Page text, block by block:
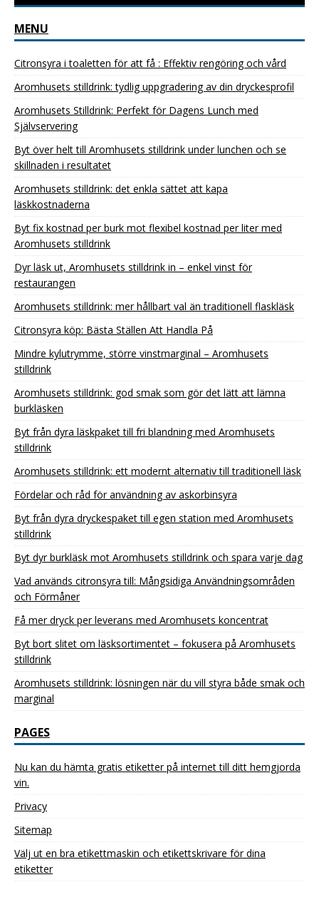
MENU
Citronsyra i toaletten för att få : Effektiv rengöring och vård
Aromhusets stilldrink: tydlig uppgradering av din dryckesprofil
Aromhusets Stilldrink: Perfekt för Dagens Lunch med
Självservering
Byt över helt till Aromhusets stilldrink under lunchen och se
skillnaden i resultatet
Aromhusets stilldrink: det enkla sättet att kapa
läskkostnaderna
Byt fix kostnad per burk mot flexibel kostnad per liter med
Aromhusets stilldrink
Dyr läsk ut, Aromhusets stilldrink in – enkel vinst för
restaurangen
Aromhusets stilldrink: mer hållbart val än traditionell flaskläsk
Citronsyra köp: Bästa Ställen Att Handla På
Mindre kylutrymme, större vinstmarginal – Aromhusets
stilldrink
Aromhusets stilldrink: god smak som gör det lätt att lämna
burkläsken
Byt från dyra läskpaket till fri blandning med Aromhusets
stilldrink
Aromhusets stilldrink: ett modernt alternativ till traditionell läsk
Fördelar och råd för användning av askorbinsyra
Byt från dyra dryckespaket till egen station med Aromhusets
stilldrink
Byt dyr burkläsk mot Aromhusets stilldrink och spara varje dag
Vad används citronsyra till: Mångsidiga Användningsområden
och Förmåner
Få mer dryck per leverans med Aromhusets koncentrat
Byt bort slitet om läsksortimentet – fokusera på Aromhusets
stilldrink
Aromhusets stilldrink: lösningen när du vill styra både smak och
marginal
PAGES
Nu kan du hämta gratis etiketter på internet till ditt hemgjorda
vin.
Privacy
Sitemap
Välj ut en bra etikettmaskin och etikettskrivare för dina
etiketter